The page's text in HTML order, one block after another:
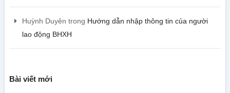
Huỳnh Duyên trong Hướng dẫn nhập thông tin của người
lao động BHXH
Bài viết mới